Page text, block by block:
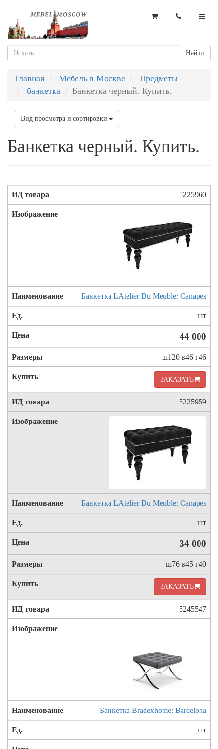
Найти
Главная Мебель в Москве
Предметы
банкетка
Банкетка черный. Купить.
Вид просмотра и сортировки
Банкетка черный. Купить.
5225960
Банкетка LAtelier Du Meuble: Canapes
шт
44 000
ш120 в46 г46
ЗАКАЗАТЬ
5225959
Банкетка LAtelier Du Meuble: Canapes
шт
34 000
ш76 в45 г40
ЗАКАЗАТЬ
5245547
Банкетка Bradexhome: Barcelona
шт